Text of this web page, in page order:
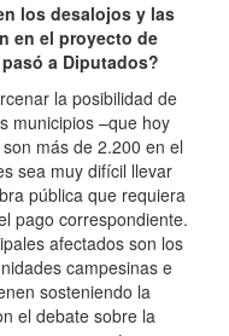
los desalojos y las
en el proyecto de
a Diputados?
la posibilidad de
municipios –que hoy
más de 2.200 en el
sea muy difícil llevar
pública que requiera
pago correspondiente.
afectados son los
campesinas e
sosteniendo la
el debate sobre la